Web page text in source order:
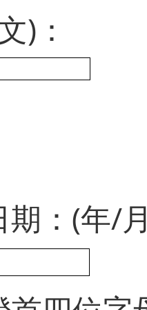
)：
期：(年/